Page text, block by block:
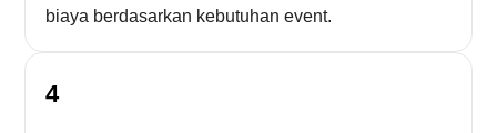
biaya berdasarkan kebutuhan event.
4